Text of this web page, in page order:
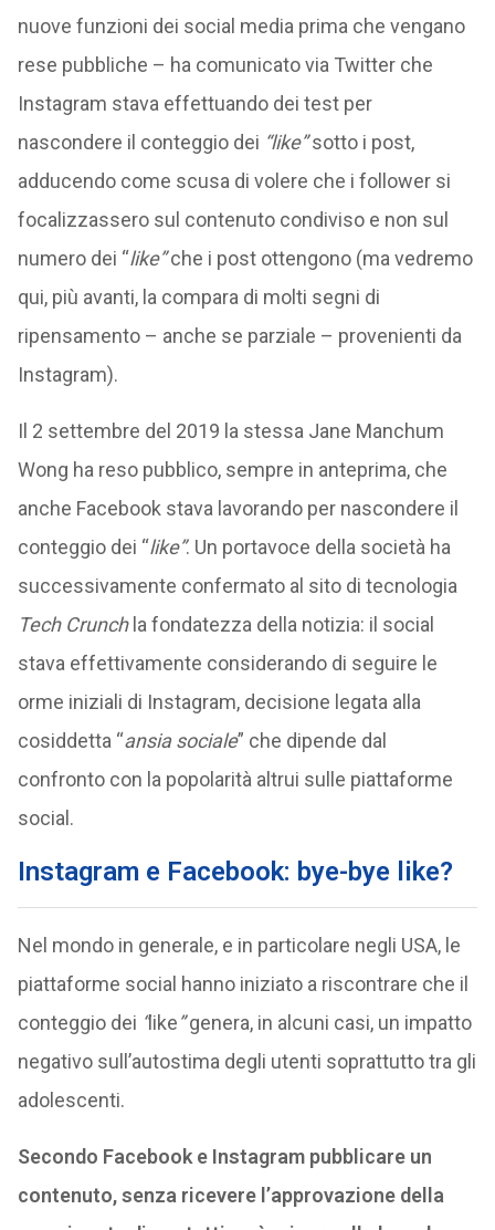
nuove funzioni dei social media prima che vengano
rese pubbliche – ha comunicato via Twitter che
Instagram stava effettuando dei test per
nascondere il conteggio dei “like”sotto i post,
adducendo come scusa di volere che i follower si
focalizzassero sul contenuto condiviso e non sul
numero dei “like”che i post ottengono (ma vedremo
qui, più avanti, la compara di molti segni di
ripensamento – anche se parziale – provenienti da
Instagram).
Il 2 settembre del 2019 la stessa Jane Manchum
Wong ha reso pubblico, sempre in anteprima, che
anche Facebook stava lavorando per nascondere il
conteggio dei “like”. Un portavoce della società ha
successivamente confermato al sito di tecnologia
Tech Crunchla fondatezza della notizia: il social
stava effettivamente considerando di seguire le
orme iniziali di Instagram, decisione legata alla
cosiddetta “ansia sociale” che dipende dal
confronto con la popolarità altrui sulle piattaforme
social.
Instagram e Facebook: bye-bye like?
Nel mondo in generale, e in particolare negli USA, le
piattaforme social hanno iniziato a riscontrare che il
conteggio dei “like”genera, in alcuni casi, un impatto
negativo sull’autostima degli utenti soprattutto tra gli
adolescenti.
Secondo Facebook e Instagram pubblicare un
contenuto, senza ricevere l’approvazione della